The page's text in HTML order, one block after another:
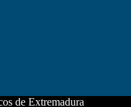
de Extremadura